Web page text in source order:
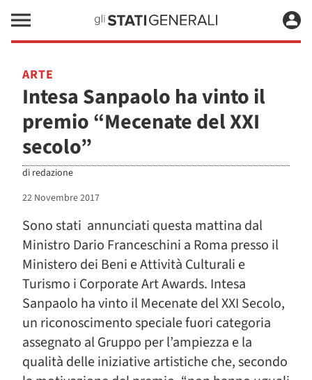
ARTE
Intesa Sanpaolo ha vinto il
premio “Mecenate del XXI
secolo”
di redazione
22 Novembre 2017
Sono stati annunciati questa mattina dal
Ministro Dario Franceschini a Roma presso il
Ministero dei Beni e Attività Culturali e
Turismo i Corporate Art Awards. Intesa
Sanpaolo ha vinto il Mecenate del XXI Secolo,
un riconoscimento speciale fuori categoria
assegnato al Gruppo per l’ampiezza e la
qualità delle iniziative artistiche che, secondo